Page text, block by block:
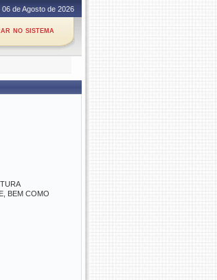
de Agosto de 2026
no sistema
BEM COMO